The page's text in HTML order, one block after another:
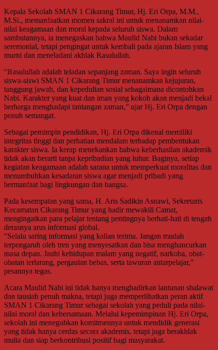
Kepala Sekolah SMAN 1 Cikarang Timur, Hj. Eri Orpa, M.M.,
M.Si., memanfaatkan momen sakral ini untuk menanamkan nilai-
nilai keagamaan dan moral kepada seluruh siswa. Dalam
sambutannya, ia menegaskan bahwa Maulid Nabi bukan sekadar
seremonial, tetapi pengingat untuk kembali pada ajaran Islam yang
murni dan meneladani akhlak Rasulullah.
“Rasulullah adalah teladan sepanjang zaman. Saya ingin seluruh
siswa-siswi SMAN 1 Cikarang Timur menanamkan kejujuran,
tanggung jawab, dan kepedulian sosial sebagaimana dicontohkan
Nabi. Karakter yang kuat dan iman yang kokoh akan menjadi bekal
berharga menghadapi tantangan zaman,” ujar Hj. Eri Orpa dengan
penuh semangat.
Sebagai pemimpin pendidikan, Hj. Eri Orpa dikenal memiliki
integritas tinggi dan perhatian mendalam terhadap pembentukan
karakter siswa. Ia kerap menekankan bahwa keberhasilan akademik
tidak akan berarti tanpa kepribadian yang luhur. Baginya, setiap
kegiatan keagamaan adalah sarana untuk memperkuat moralitas dan
menumbuhkan kesadaran siswa agar menjadi pribadi yang
bermanfaat bagi lingkungan dan bangsa.
Pada kesempatan yang sama, H. Aris Sadikin Asnawi, Sekretaris
Kecamatan Cikarang Timur yang hadir mewakili Camat,
mengingatkan para pelajar tentang pentingnya berhati-hati di tengah
derasnya arus informasi global.
“Selalu saring informasi yang kalian terima. Jangan mudah
terpengaruh oleh tren yang menyesatkan dan bisa menghancurkan
masa depan. Jauhi kehidupan malam yang negatif, narkoba, obat-
obatan terlarang, pergaulan bebas, serta tawuran antarpelajar,”
pesannya tegas.
Acara Maulid Nabi ini tidak hanya menghadirkan lantunan shalawat
dan tausiah penuh makna, tetapi juga memperlihatkan peran aktif
SMAN 1 Cikarang Timur sebagai sekolah yang peduli pada nilai-
nilai moral dan kebersamaan. Melalui kepemimpinan Hj. Eri Orpa,
sekolah ini meneguhkan komitmennya untuk mendidik generasi
yang tidak hanya cerdas secara akademis, tetapi juga berakhlak
mulia dan siap berkontribusi positif bagi masyarakat.